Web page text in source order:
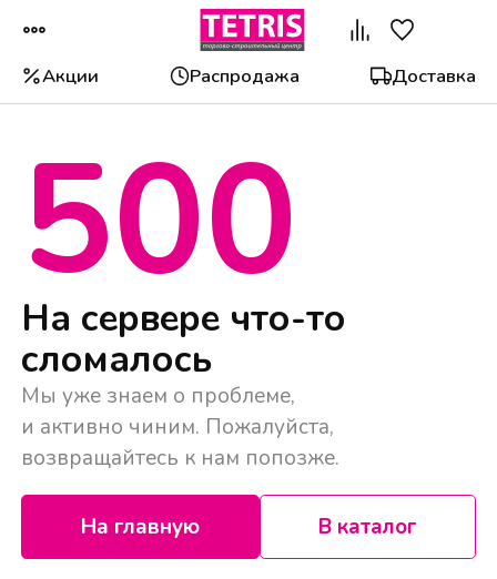
Акции Распродажа Доставка
500
На сервере что-то
сломалось
Мы уже знаем о проблеме,
и активно чиним. Пожалуйста,
возвращайтесь к нам попозже.
На главную В каталог